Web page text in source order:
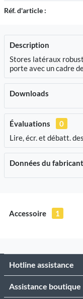
Réf. d'article :
Description
Stores latéraux
porte avec un cadre
Downloads
Évaluations
0
Lire, écr. et débatt.
Données du fabricant
Accessoire 1
Hotline assistance
Assistance boutique